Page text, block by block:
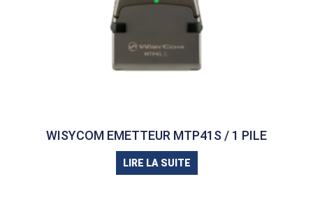
WISYCOM EMETTEUR MTP41S / 1 PILE
LIRE LA SUITE